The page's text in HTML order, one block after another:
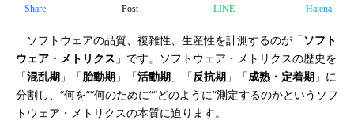
Share Post LINE Hatena
ソフトウェアの品質、複雑性、生産性を計測するのが「ソフト
ウェア・メトリクス 」です。ソフトウェア・メトリクスの歴史を
「混乱期 」「胎動期 」「活動期 」「 反抗期 」「成熟・定着期 」に
分割し、“何を”“何のために”“どのように”測定するのかというソフ
トウェア・メトリクスの本質に迫ります。